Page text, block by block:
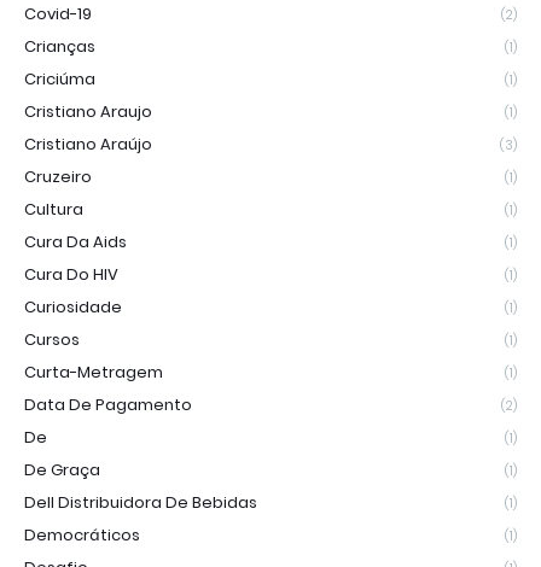
Covid-19 (2)
Crianças (1)
Criciúma (1)
Cristiano Araujo (1)
Cristiano Araújo (3)
Cruzeiro (1)
Cultura (1)
Cura Da Aids (1)
Cura Do HIV (1)
Curiosidade (1)
Cursos (1)
Curta-Metragem (1)
Data De Pagamento (2)
De (1)
De Graça (1)
Dell Distribuidora De Bebidas (1)
Democráticos (1)